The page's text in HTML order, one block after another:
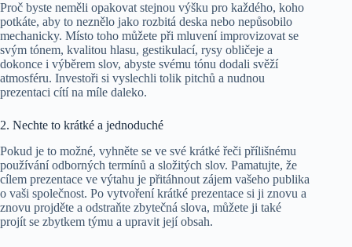
Proč byste neměli opakovat stejnou výšku pro každého, koho
potkáte, aby to neznělo jako rozbitá deska nebo nepůsobilo
mechanicky. Místo toho můžete při mluvení improvizovat se
svým tónem, kvalitou hlasu, gestikulací, rysy obličeje a
dokonce i výběrem slov, abyste svému tónu dodali svěží
atmosféru. Investoři si vyslechli tolik pitchů a nudnou
prezentaci cítí na míle daleko.
2. Nechte to krátké a jednoduché
Pokud je to možné, vyhněte se ve své krátké řeči přílišnému
používání odborných termínů a složitých slov. Pamatujte, že
cílem prezentace ve výtahu je přitáhnout zájem vašeho publika
o vaši společnost. Po vytvoření krátké prezentace si ji znovu a
znovu projděte a odstraňte zbytečná slova, můžete ji také
projít se zbytkem týmu a upravit její obsah.